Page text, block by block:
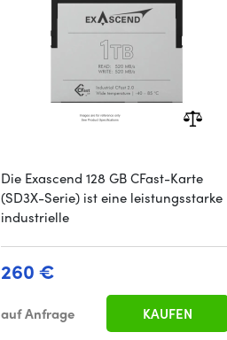
Die Exascend 128 GB CFast-Karte
(SD3X-Serie) ist eine leistungsstarke
industrielle
260 €
auf Anfrage KAUFEN